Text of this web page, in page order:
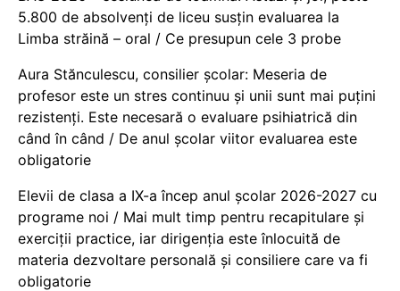
5.800 de absolvenți de liceu susțin evaluarea la
Limba străină – oral / Ce presupun cele 3 probe
Aura Stănculescu, consilier școlar: Meseria de
profesor este un stres continuu și unii sunt mai puțini
rezistenți. Este necesară o evaluare psihiatrică din
când în când / De anul școlar viitor evaluarea este
obligatorie
Elevii de clasa a IX-a încep anul școlar 2026-2027 cu
programe noi / Mai mult timp pentru recapitulare și
exerciții practice, iar dirigenția este înlocuită de
materia dezvoltare personală și consiliere care va fi
obligatorie